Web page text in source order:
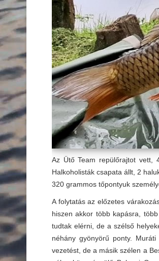
Az Ütő Team repülőrajtot
Halkoholisták csapata állt, 2
320 grammos tőpontyuk
A folytatás az előzetes
hiszen akkor több kapásra,
tudtak elérni, de a szélső
néhány gyönyörű ponty.
vezetést, de a másik szélen a